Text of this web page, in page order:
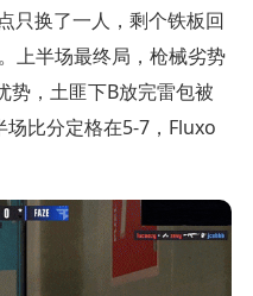
只换了一人，剩个铁板回
上半场最终局，枪械劣势
势，土匪下B放完雷包被
比分定格在5-7，Fluxo